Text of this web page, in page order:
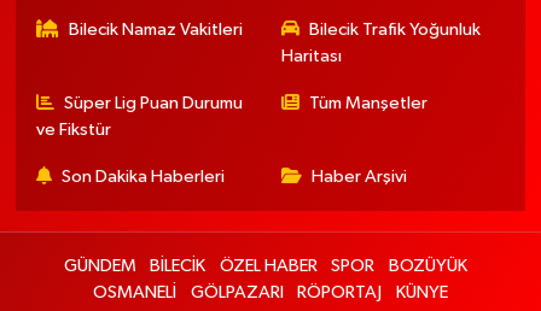
Bilecik Namaz Vakitleri
Bilecik Trafik Yoğunluk
Haritası
Süper Lig Puan Durumu
ve Fikstür
Tüm Manşetler
Son Dakika Haberleri Haber Arşivi
GÜNDEM BİLECİK ÖZEL HABER SPOR
BOZÜYÜK
OSMANELİ
GÖLPAZARI RÖPORTAJ KÜNYE